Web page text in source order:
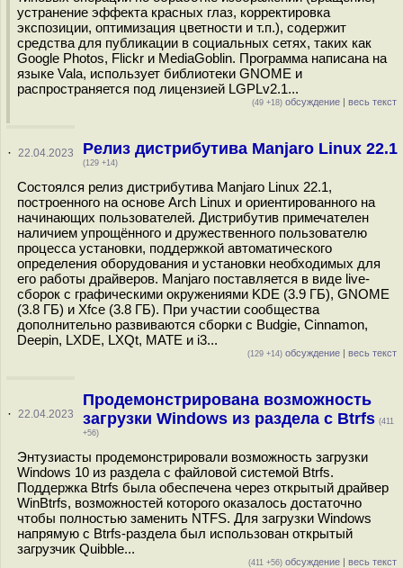
устранение эффекта красных глаз, корректировка
экспозиции, оптимизация цветности и т.п.), содержит
средства для публикации в социальных сетях, таких как
Google Photos, Flickr и MediaGoblin. Программа написана на
языке Vala, использует библиотеки GNOME и
распространяется под лицензией LGPLv2.1...
(49 +18) обсуждение | весь текст
· 22.04.2023 Релиз дистрибутива Manjaro Linux 22.1
(129 +14)
Состоялся релиз дистрибутива Manjaro Linux 22.1,
построенного на основе Arch Linux и ориентированного на
начинающих пользователей. Дистрибутив примечателен
наличием упрощённого и дружественного пользователю
процесса установки, поддержкой автоматического
определения оборудования и установки необходимых для
его работы драйверов. Manjaro поставляется в виде live-
сборок с графическими окружениями KDE (3.9 ГБ), GNOME
(3.8 ГБ) и Xfce (3.8 ГБ). При участии сообщества
дополнительно развиваются сборки с Budgie, Cinnamon,
Deepin, LXDE, LXQt, MATE и i3...
(129 +14) обсуждение | весь текст
· 22.04.2023
Продемонстрирована возможность
загрузки Windows из раздела с Btrfs (411
+56)
Энтузиасты продемонстрировали возможность загрузки
Windows 10 из раздела с файловой системой Btrfs.
Поддержка Btrfs была обеспечена через открытый драйвер
WinBtrfs, возможностей которого оказалось достаточно
чтобы полностью заменить NTFS. Для загрузки Windows
напрямую с Btrfs-раздела был использован открытый
загрузчик Quibble...
(411 +56) обсуждение | весь текст